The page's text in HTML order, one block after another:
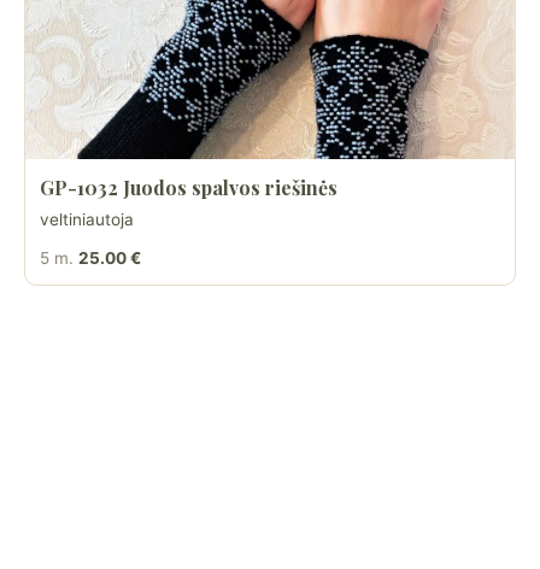
GP-1032 Juodos spalvos riešinės
veltiniautoja
5 m. 25.00 €